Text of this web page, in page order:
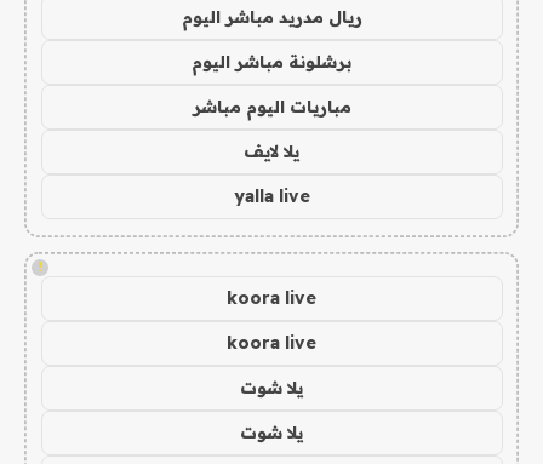
ريال مدريد مباشر اليوم
برشلونة مباشر اليوم
مباريات اليوم مباشر
يلا لايف
yalla live
!
koora live
koora live
يلا شوت
يلا شوت